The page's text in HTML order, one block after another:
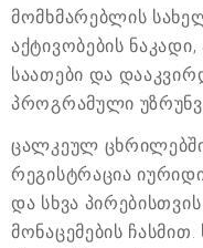
მომხმარებლის
აქტივობების
საათები და
პროგრამული
ცალკეულ
რეგისტრაცია
და სხვა
მონაცემების